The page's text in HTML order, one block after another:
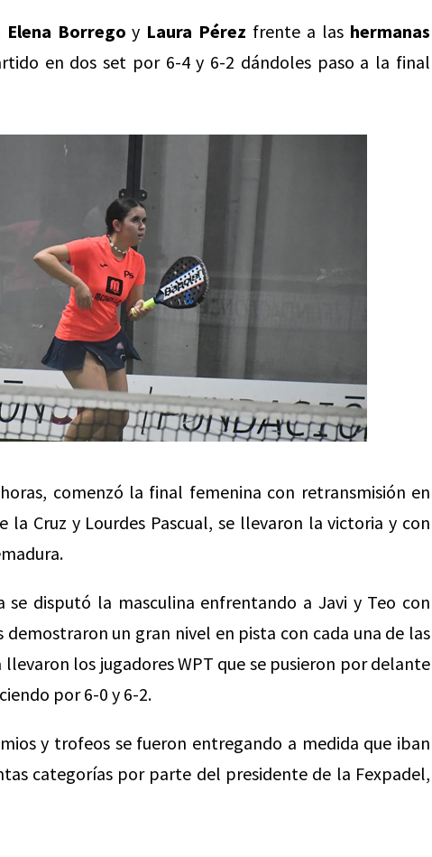
Elena Borrego y Laura Pérez frente a las hermanas
en dos set por 6-4 y 6-2 dándoles paso a la final
comenzó la final femenina con retransmisión en
la Cruz y Lourdes Pascual, se llevaron la victoria y con
disputó la masculina enfrentando a Javi y Teo con
demostraron un gran nivel en pista con cada una de las
los jugadores WPT que se pusieron por delante
por 6-0 y 6-2.
y trofeos se fueron entregando a medida que iban
categorías por parte del presidente de la Fexpadel,